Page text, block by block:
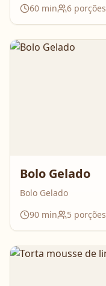
60 min 6 porções
Bolo Gelado
Bolo Gelado
90 min 5 porções